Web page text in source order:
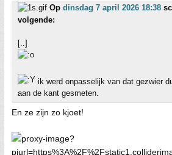
Op dinsdag 7 april 2026 18:38
volgende:
[..]
ik werd onpasselijk van dat gezwier
aan de kant gesmeten.
En ze zijn zo kjoet!